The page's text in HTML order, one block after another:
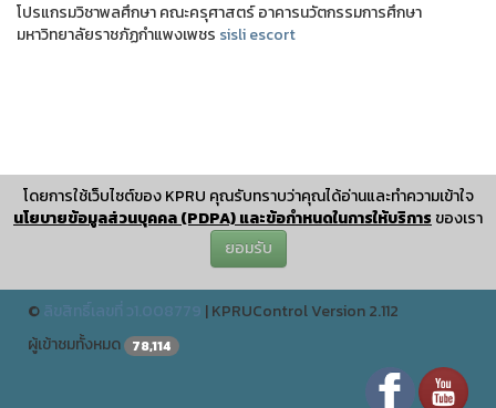
โดยการใช้เว็บไซต์ของ KPRU คุณรับทราบว่าคุณได้อ่านและทำความเข้าใจ
นโยบายข้อมูลส่วนบุคคล (PDPA) และข้อกำหนดในการให้บริการของเรา
ยอมรับ
โปรแกรมวิชาพลศึกษา คณะครุศาสตร์ อาคารนวัตกรรมการศึกษา
มหาวิทยาลัยราชภัฏกำแพงเพชร sisli escort
umraniye escort
bakirkoy escort
sex shop
©
|KPRUControl Version 2.112
ผู้เข้าชมทั้งหมด
78,114